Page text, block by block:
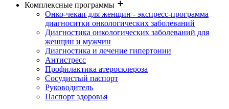
Комплексные программы
Онко-чекап для женщин - экспресс-программа
диагноситки онкологических заболеваний
Диагностика онкологических заболеваний для
женщин и мужчин
Диагностика и лечение гипертонии
Антистресс
Профилактика атеросклероза
Сосудистый паспорт
Руководитель
Паспорт здоровья